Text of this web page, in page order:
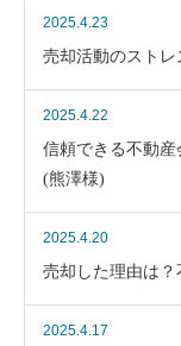
2025.4.23
売却活動のスト
2025.4.22
信頼できる不動
(熊澤様)
2025.4.20
売却した理由は
2025.4.17